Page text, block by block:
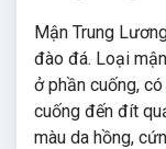
Mận Trung
đào đá. Loại
ở phần cuống,
cuống đến đít
màu da hồng,